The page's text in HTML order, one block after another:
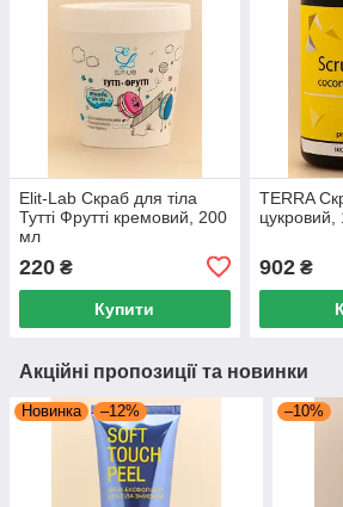
Elit-Lab Скраб для тіла
Тутті Фрутті кремовий, 200
мл
220 ₴
Купити
TERRA
902₴
Акційні пропозиції та новинки
Новинка –12% –10%